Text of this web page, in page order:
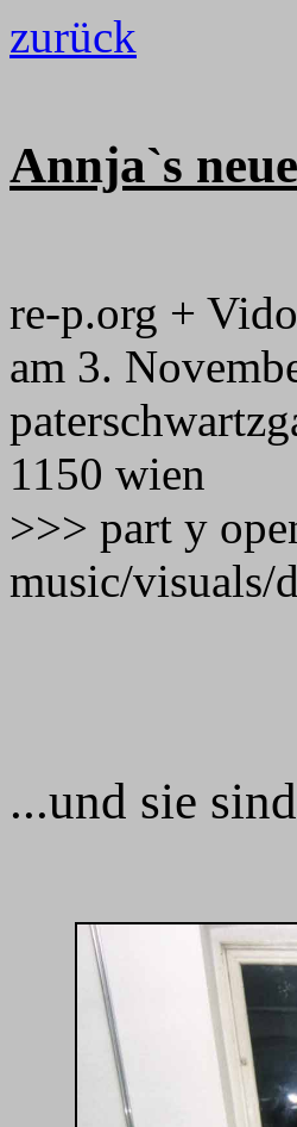
zurück
Annja`s
re-p.org +
am 3.
1150 wien
>>> part y
music/visuals/
...und sie